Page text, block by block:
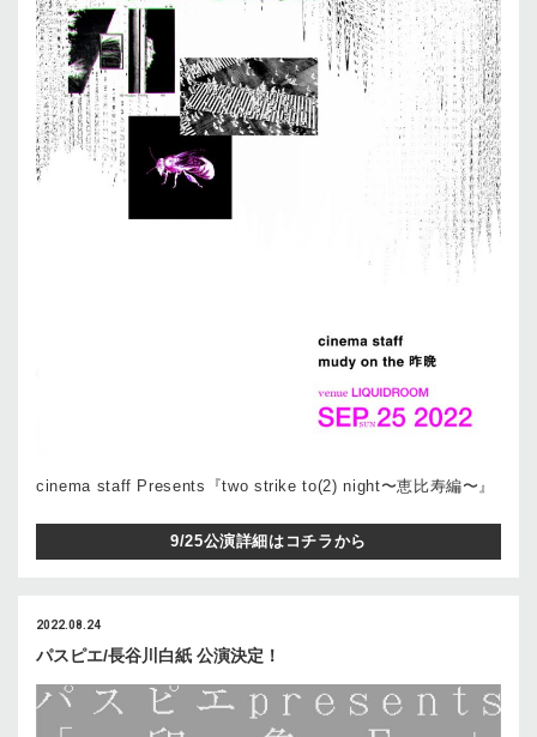
cinema staff Presents『two strike to(2) night〜恵⽐寿編〜』
9/25公演詳細はコチラから
2022.08.24
パスピエ/長谷川白紙 公演決定！